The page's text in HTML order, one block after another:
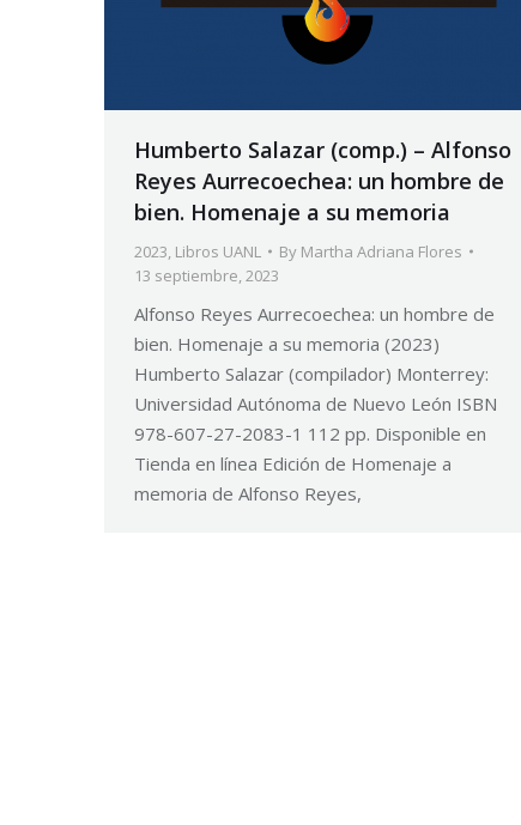
Humberto Salazar (comp.) – Alfonso
Reyes Aurrecoechea: un hombre de
bien. Homenaje a su memoria
2023, Libros UANL By Martha Adriana Flores
13 septiembre, 2023
Alfonso Reyes Aurrecoechea: un hombre de
bien. Homenaje a su memoria (2023)
Humberto Salazar (compilador) Monterrey:
Universidad Autónoma de Nuevo León ISBN
978-607-27-2083-1 112 pp. Disponible en
Tienda en línea Edición de Homenaje a
memoria de Alfonso Reyes,